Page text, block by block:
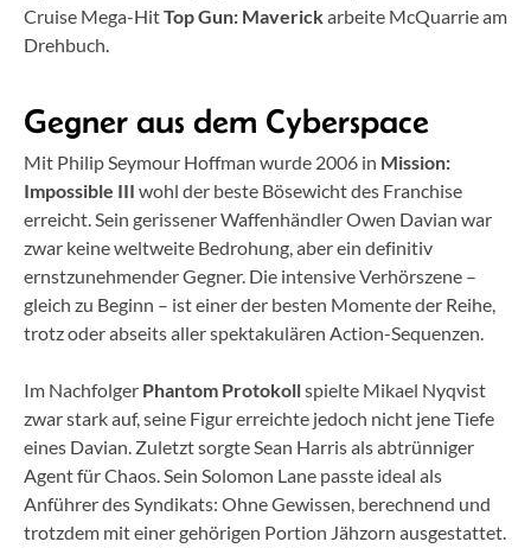
Cruise Mega-HitTop Gun: Maverickarbeite McQuarrie am
Drehbuch.
Gegner aus dem Cyberspace
Mit Philip Seymour Hoffman wurde 2006 in Mission:
Impossible III wohl der beste Bösewicht des Franchise
erreicht. Sein gerissener Waffenhändler Owen Davian war
zwar keine weltweite Bedrohung, aber ein definitiv
ernstzunehmender Gegner. Die intensive Verhörszene –
gleich zu Beginn – ist einer der besten Momente der Reihe,
trotz oder abseits aller spektakulären Action-Sequenzen.
Im Nachfolger Phantom Protokollspielte Mikael Nyqvist
zwar stark auf, seine Figur erreichte jedoch nicht jene Tiefe
eines Davian. Zuletzt sorgte Sean Harris als abtrünniger
Agent für Chaos. Sein Solomon Lane passte ideal als
Anführer des Syndikats: Ohne Gewissen, berechnend und
trotzdem mit einer gehörigen Portion Jähzorn ausgestattet.